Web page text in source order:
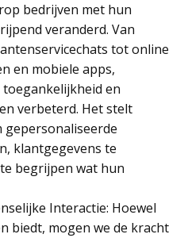
bedrijven met hun
veranderd. Van
tot online
en mobiele apps,
en
verbeterd. Het stelt
gepersonaliseerde
klantgegevens te
begrijpen wat hun
Interactie: Hoewel
biedt, mogen we de kracht